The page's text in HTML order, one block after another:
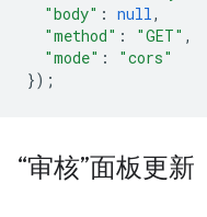
"body" : null,
"method" : "GET" ,
"mode" :
"cors"
});
“审核”面板更新